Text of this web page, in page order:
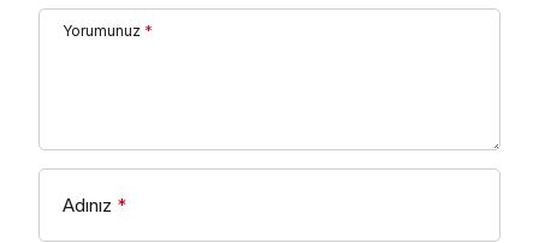
Yorumunuz *
Adınız *